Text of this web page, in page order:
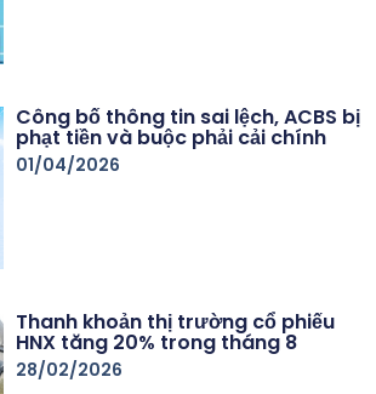
Công bố thông tin sai lệch, ACBS bị
phạt tiền và buộc phải cải chính
01/04/2026
Thanh khoản thị trường cổ phiếu
HNX tăng 20% trong tháng 8
28/02/2026